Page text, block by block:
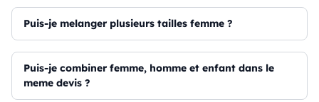
puis-je melanger plusieurs tailles femme ?
puis-je combiner femme, homme et enfant dans le
meme devis ?